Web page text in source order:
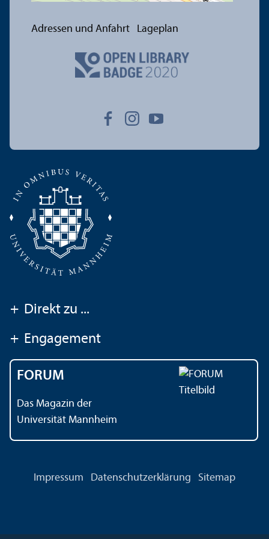
Adressen und Anfahrt Lageplan
+ Direkt zu ...
+ Engagement
FORUM
Das Magazin der
Universität Mannheim
Impressum Datenschutz­erklärung Sitemap